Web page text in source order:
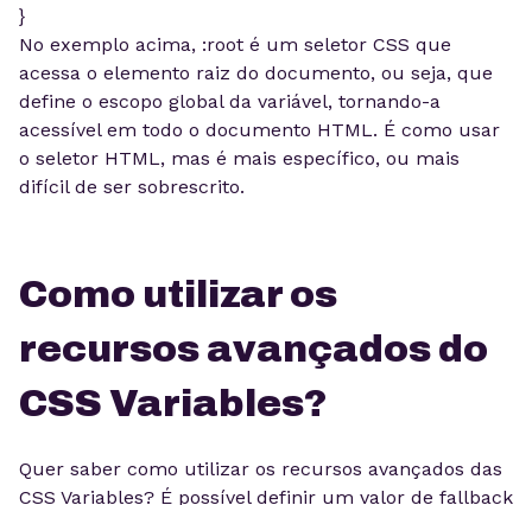
}
No exemplo acima, :root é um seletor CSS que
acessa o elemento raiz do documento, ou seja, que
define o escopo global da variável, tornando-a
acessível em todo o documento HTML. É como usar
o seletor HTML, mas é mais específico, ou mais
difícil de ser sobrescrito.
Como utilizar os
recursos avançados do
CSS Variables?
Quer saber como utilizar os recursos avançados das
CSS Variables? É possível definir um valor de fallback